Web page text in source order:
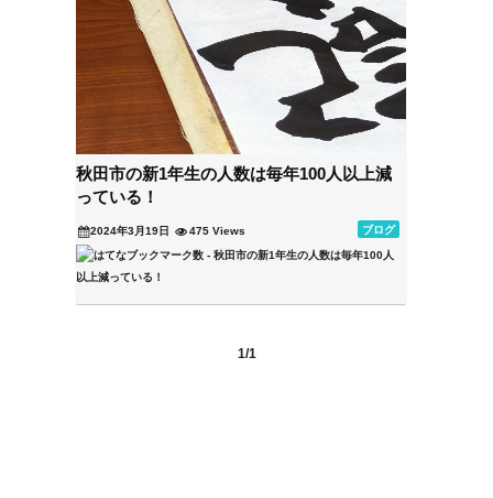
秋田市の新1年生の人数は毎年100人以上減
っている！
2024年3月19日 ブログ
475 Views
1/1